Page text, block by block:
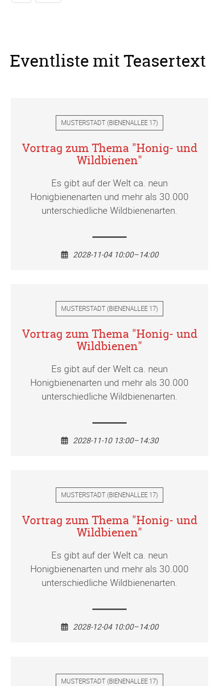
Eventliste mit Teasertext
MUSTERSTADT (BIENENALLEE 17)
Vortrag zum Thema "Honig- und
Wildbienen"
Es gibt auf der Welt ca. neun
Honigbienenarten und mehr als 30.000
unterschiedliche Wildbienenarten.
2028-11-04 10:00–14:00
MUSTERSTADT (BIENENALLEE 17)
Vortrag zum Thema "Honig- und
Wildbienen"
Es gibt auf der Welt ca. neun
Honigbienenarten und mehr als 30.000
unterschiedliche Wildbienenarten.
2028-11-10 13:00–14:30
MUSTERSTADT (BIENENALLEE 17)
Vortrag zum Thema "Honig- und
Wildbienen"
Es gibt auf der Welt ca. neun
Honigbienenarten und mehr als 30.000
unterschiedliche Wildbienenarten.
2028-12-04 10:00–14:00
MUSTERSTADT (BIENENALLEE 17)